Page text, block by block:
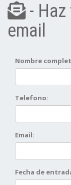
- Haz
email
Nombre
Telefono:
Email:
Fecha de